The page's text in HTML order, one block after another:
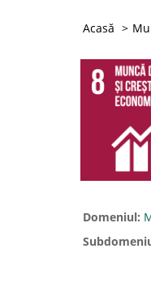
Acasă
Domeniul: